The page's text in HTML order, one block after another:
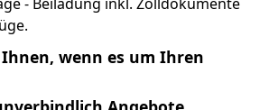
wenn es um Ihren